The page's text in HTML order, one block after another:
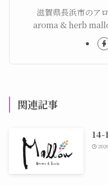
滋賀県長浜市のア
aroma & herb
関連記事
14-